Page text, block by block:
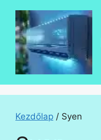
tartalomba
Kezdőlap / Syen